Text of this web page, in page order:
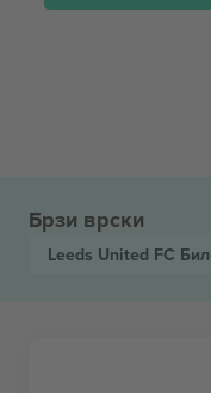
Брзи врски
Leeds United FC